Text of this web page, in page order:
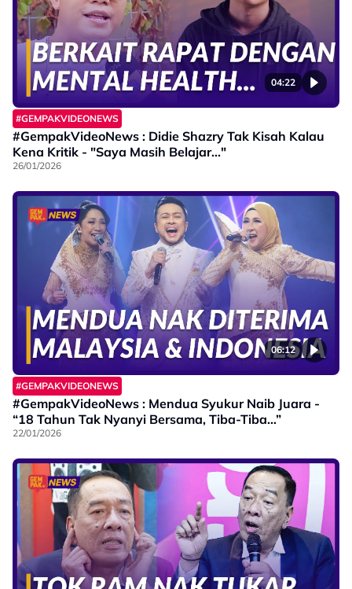
04:22
#GEMPAKVIDEONEWS
#GempakVideoNews : Didie Shazry Tak Kisah Kalau
Kena Kritik - "Saya Masih Belajar..."
26/01/2026
06:12
#GEMPAKVIDEONEWS
#GempakVideoNews : Mendua Syukur Naib Juara -
“18 Tahun Tak Nyanyi Bersama, Tiba-Tiba…”
22/01/2026